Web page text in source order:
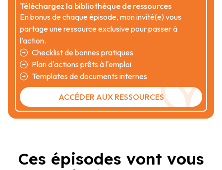
Téléchargez la bibliothèque de ressources
En bonus de chaque épisode, mon invité(e) vous
partage une ressource exclusive pour passer à
l’action.
Checklist de bonnes pratiques
Plan d'actions prêts à l'emploi
Templates de documents internes
ACCÉDER AUX RESSOURCES
Ces épisodes vont vous